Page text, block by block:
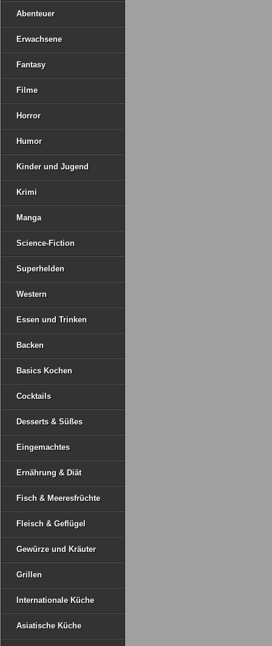
Abenteuer
Erwachsene
Fantasy
Filme
Horror
Humor
Kinder und Jugend
Krimi
Manga
Science-Fiction
Superhelden
Western
Essen und Trinken
Backen
Basics Kochen
Cocktails
Desserts & Süßes
Eingemachtes
Ernährung & Diät
Fisch & Meeresfrüchte
Fleisch & Geflügel
Gewürze und Kräuter
Grillen
Internationale Küche
Asiatische Küche